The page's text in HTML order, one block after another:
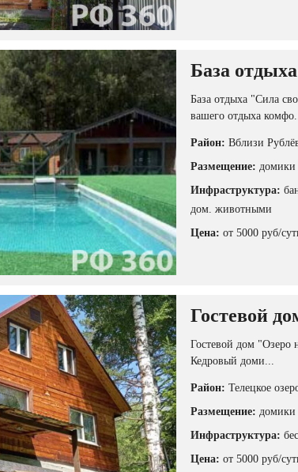
База
База отдыха "Сила
вашего отдыха
Район: Вблизи
Размещение: домики
Инфраструктура:
дом. животными
Цена: от 5000 руб/
Гостевой
Гостевой дом "Озеро
Кедровый доми...
Район: Телецкое
Размещение: домики
Инфраструктура:
Цена: от 5000 руб/